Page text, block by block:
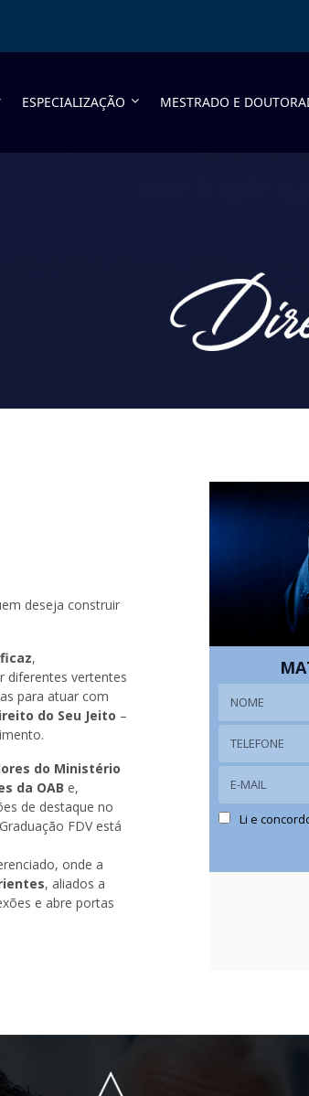
ESPECIALIZAÇÃO MESTRADO E
deseja construir
,
diferentes vertentes
para atuar com
do Seu Jeito –
do Ministério
da OAB e,
de destaque no
FDV está
onde a
, aliados a
e abre portas
Li e